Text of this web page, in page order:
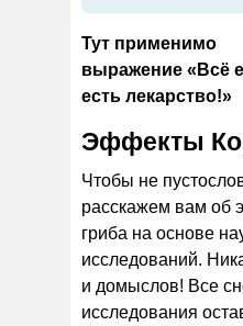
Тут применимо
выражение «Всё
есть лекарство!»
Эффекты
Чтобы не
расскажем вам об
гриба на основе
исследований.
и домыслов! Все
исследования